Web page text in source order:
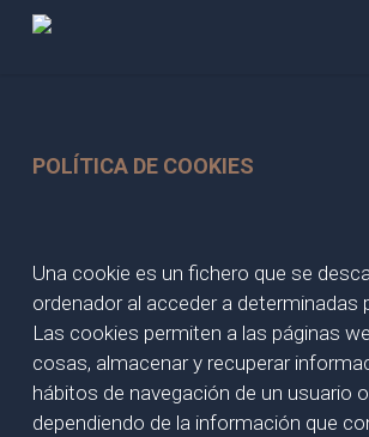
Skip
POLÍTICA DE COOKIES
Una cookie es un fichero que se
ordenador al acceder a determinadas
Las cookies permiten a las páginas
cosas, almacenar y recuperar
hábitos de navegación de un usuario
dependiendo de la información que